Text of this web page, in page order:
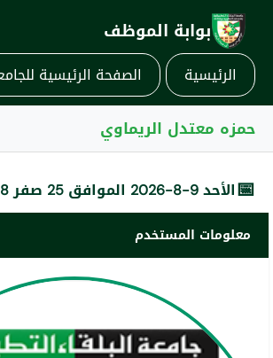
بوابة الموظف
الرئيسية الصفحة الرئيسية
حمزه معتدل الريماوي
📅الأحد 9-8-2026 الموافق 25 صفر 1448
معلومات المستخدم